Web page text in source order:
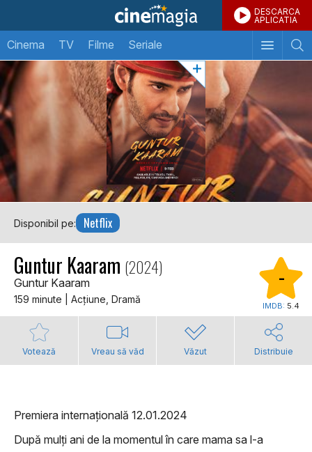
DESCARCA
APLICATIA
Cinema TV Filme Seriale
Disponibil pe: Netflix
Guntur Kaaram (2024)
Guntur Kaaram
159 minute | Acţiune, Dramă
-
IMDB: 5.4
Votează Vreau să văd Văzut Distribuie
Premiera internațională 12.01.2024
După mulți ani de la momentul în care mama sa l-a